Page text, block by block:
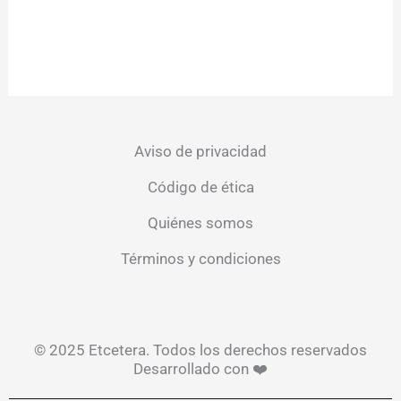
Aviso de privacidad
Código de ética
Quiénes somos
Términos y condiciones
© 2025 Etcetera. Todos los derechos reservados
Desarrollado con ❤️